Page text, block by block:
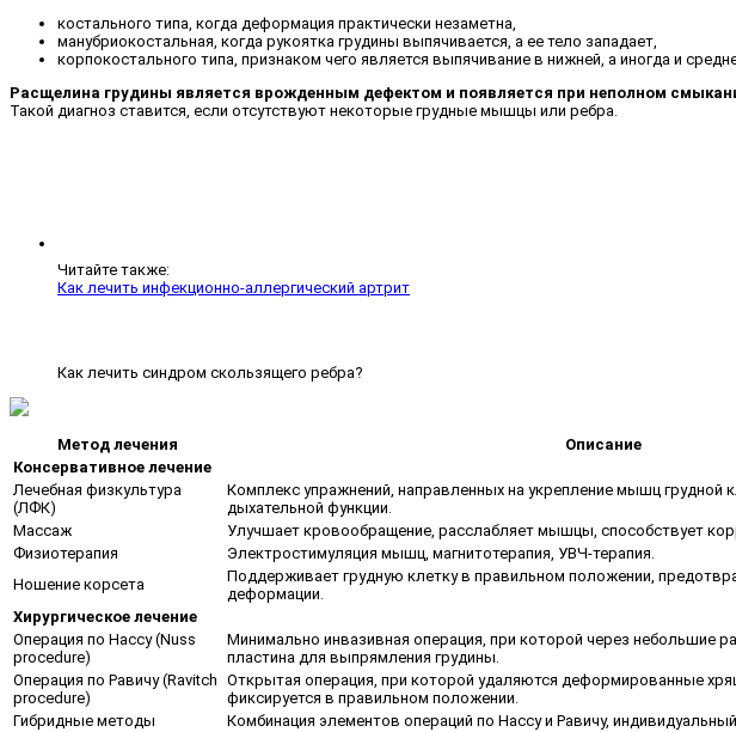
костального типа, когда деформация практически незаметна,
манубриокостальная, когда рукоятка грудины выпячивается, а ее тело западает,
корпокостального типа, признаком чего является выпячивание в нижней, а иногда и
Расщелина грудины является врожденным дефектом и появляется при неполном
Такой диагноз ставится, если отсутствуют некоторые грудные мышцы или ребра.
Читайте также:
Как лечить инфекционно-аллергический артрит
Как лечить синдром скользящего ребра?
Метод лечения Описание
Консервативное лечение
Лечебная физкультура
(ЛФК)
Комплекс упражнений, направленных на укрепление мышц грудной
дыхательной функции.
Массаж
Улучшает кровообращение, расслабляет мышцы, способствует
Физиотерапия
Электростимуляция мышц, магнитотерапия, УВЧ-терапия.
Ношение корсета
Поддерживает грудную клетку в правильном положении,
деформации.
Хирургическое лечение
Операция по Нассу (Nuss
procedure)
Минимально инвазивная операция, при которой через небольшие
пластина для выпрямления грудины.
Операция по Равичу (Ravitch
procedure)
Открытая операция, при которой удаляются деформированные
фиксируется в правильном положении.
Гибридные методы
Комбинация элементов операций по Нассу и Равичу,